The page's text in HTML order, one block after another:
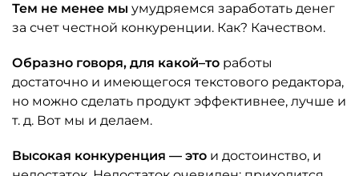
Тем не менее мы умудряемся заработать денег
за счет честной конкуренции. Как? Качеством.
Образно говоря, для какой–то работы
достаточно и имеющегося текстового редактора,
но можно сделать продукт эффективнее, лучше и
т. д. Вот мы и делаем.
Высокая конкуренция — это и достоинство, и